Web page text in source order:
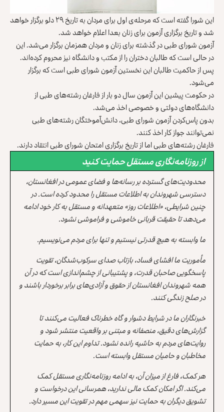
این شورا گفته است که مرحله‌ی اول برای مردان به‌ تاریخ ۲۹ دلو برگزار خواهد
شد و تاریخ برگزاری آزمون برای زنان بعدا اعلام خواهد شد.
آزمون شورای طبی در گذشته برای زنان و مردان همزمان برگزار می‌شد. این
در حالی است که طالبان دختران را از مکتب و دانشگاه‌ نیز محروم کرده‌اند.
پس از حاکمیت طالبان این نخستین آزمون شورای طبی است که برگزار
می‌شود.
در حکومت پیشین این آزمون سال دو بار از فارغان رشته‌های طبی از
دانشگاه‌های دولتی و خصوصی اخذ می‌شد.
بدون پاس‌کردن آزمون شورای طبی، دانش‌آموختگان رشته‌های طبی
نمی‌توانند جواز کار اخذ کنند.
فارغان رشته‌های طبی اما از تاریخ برگزاری امتحان شورای طبی انتقاد دارند.
از روزنامه‌نگاری مستقل حمایت کنید
محدودیت‌های گسترده بر رسانه‌ها و فضای عمومی در افغانستان،
دسترسی شهروندان به اطلاعات مستقل را محدود کرده است. در
چنین شرایطی، «اطلاعات روز» متعهدانه و مستقل به کار خود ادامه
می‌دهد تا حقیقت قربانی خاموشی و فراموشی نشود.
ما وابسته به هیچ قدرتی نیستیم و تنها برای مردم می‌نویسیم.
مأموریت ما افشای فساد، بازتاب صدای سرکوب‌شدگان، تقویت
پاسخگویی صاحبان قدرت، و پشتیبانی از چشم‌اندازی است که در آن
همه شهروندان افغانستان از حقوق و آزادی‌های برابر برخوردار باشند و
در صلح زندگی کنند.
خبرنگاران ما در شرایط دشوار و گاه خطرناک فعالیت می‌کنند تا
گزارش‌های دقیق، منصفانه و مبتنی بر واقعیت منتشر شود و
روایت‌های مردم به حاشیه رانده نشود. تداوم این کار، به حمایت
مخاطبان و حامیان مستقل وابسته است.
هر کمک، فارغ از میزان آن، به ادامه روزنامه‌نگاری مستقل کمک
می‌کند. اگر امکان کمک مالی ندارید، همرسانی این درخواست و
تشویق دیگران به حمایت نیز سهمی مهم در تقویت این مسیر دارد.